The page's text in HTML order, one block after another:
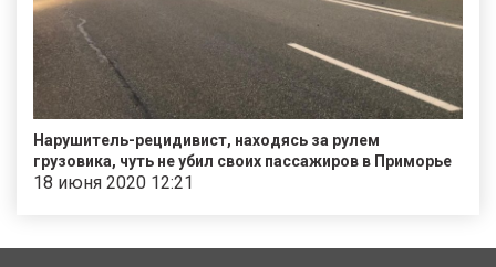
Нарушитель-рецидивист, находясь за рулем
грузовика, чуть не убил своих пассажиров в Приморье
18 июня 2020 12:21